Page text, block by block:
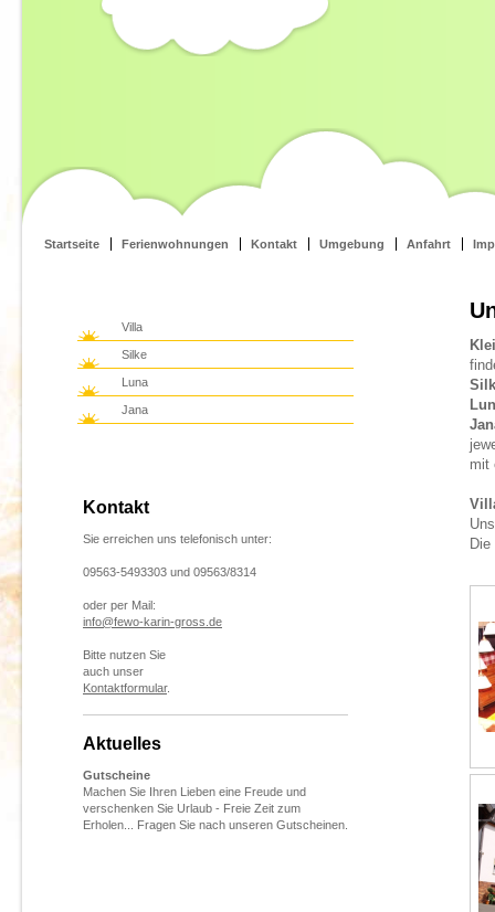
Startseite Ferienwohnungen Kontakt Umgebung Anfahrt
mit
Villa
Silke
Luna
Jana
Kontakt
Sie erreichen uns telefonisch unter:
09563-5493303 und 09563/8314
oder per Mail:
info@fewo-karin-gross.de
Bitte nutzen Sie
auch unser
Kontaktformular.
Aktuelles
Gutscheine
Machen Sie Ihren Lieben eine Freude und
verschenken Sie Urlaub - Freie Zeit zum
Erholen... Fragen Sie nach unseren Gutscheinen.